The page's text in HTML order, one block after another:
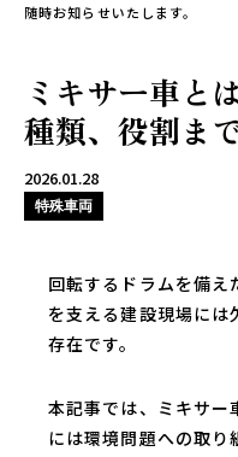
随時お知らせいたします。
ミキサー車と
種類、役割ま
2026.01.28
特殊車両
回転するドラムを備
を支える建設現場に
存在です。
本記事では、ミキサー
には環境問題への取り